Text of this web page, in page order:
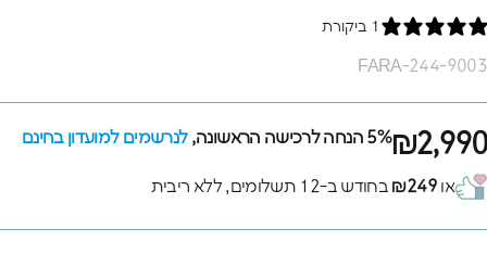
1 ביקורת
FARA-244-9003
₪2,9905% הנחה לרכישה הראשונה, לנרשמים למועדון בחינם
או₪249 בחודש ב-12 תשלומים, ללא ריבית